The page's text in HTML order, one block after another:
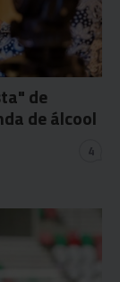
de
de álcool
4